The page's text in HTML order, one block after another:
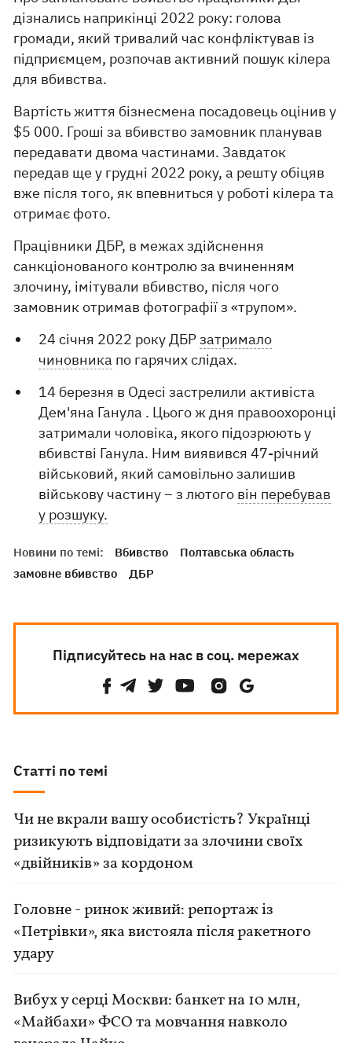
дізнались наприкінці 2022 року: голова
громади, який тривалий час конфліктував із
підприємцем, розпочав активний пошук кілера
для вбивства.
Вартість життя бізнесмена посадовець оцінив у
$5 000. Гроші за вбивство замовник планував
передавати двома частинами. Завдаток
передав ще у грудні 2022 року, а решту обіцяв
вже після того, як впевниться у роботі кілера та
отримає фото.
Працівники ДБР, в межах здійснення
санкціонованого контролю за вчиненням
злочину, імітували вбивство, після чого
замовник отримав фотографії з «трупом».
24 січня 2022 року ДБРзатримало
чиновника по гарячих слідах.
14 березня в Одесі застрелили активіста
Дем'яна Ганула . Цього ж дня правоохоронці
затримали чоловіка, якого підозрюють у
вбивстві Ганула. Ним виявився 47-річний
військовий, який самовільно залишив
військову частину – з лютого він перебував
у розшуку.
Новини по темі: Вбивство
Полтавська область
замовне вбивство
ДБР
Підписуйтесь на нас в соц. мережах
Статті по темі
Чи не вкрали вашу особистість? Українці
ризикують відповідати за злочини своїх
«двійників» за кордоном
Головне - ринок живий: репортаж із
«Петрівки», яка вистояла після ракетного
удару
Вибух у серці Москви: банкет на 10 млн,
«Майбахи» ФСО та мовчання навколо